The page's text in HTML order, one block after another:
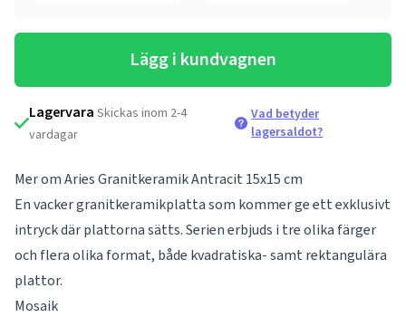
Lägg i kundvagnen
Lagervara Skickas inom 2-4
vardagar
Vad betyder
lagersaldot?
Mer om Aries Granitkeramik Antracit 15x15 cm
En vacker granitkeramikplatta som kommer ge ett exklusivt
intryck där plattorna sätts. Serien erbjuds i tre olika färger
och flera olika format, både kvadratiska- samt rektangulära
plattor.
Mosaik